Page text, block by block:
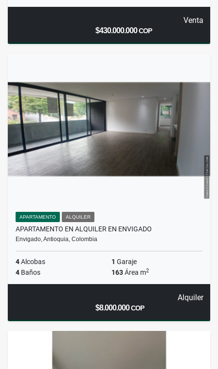
Venta
$430.000.000COP
APARTAMENTO ALQUILER
APARTAMENTO EN ALQUILER EN ENVIGADO
Envigado, Antioquia, Colombia
4Alcobas 1 Garaje
4 Baños 163Área m2
Alquiler
$8.000.000COP